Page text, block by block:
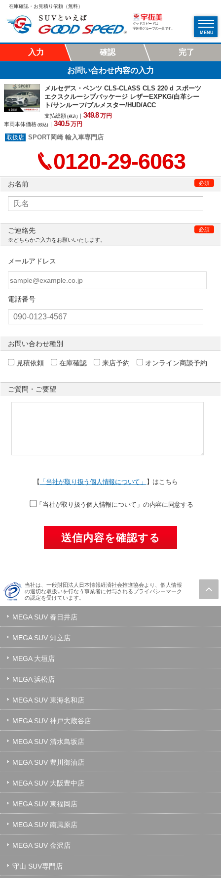
在庫確認・お見積り依頼（無料）
グッドスピードは
宇佐美グループの一員です。
MENU
入力 確認 完了
お問い合わせ内容の入力
メルセデス・ベンツ CLS-CLASS CLS 220 d スポーツ
エクスクルーシブパッケージ レザーEXPKG/白革シー
ト/サンルーフ/ブルメスター/HUD/ACC
支払総額 (税込) ｜349.8 万円
車両本体価格 (税込) ｜340.5 万円
SPORT岡崎 輸入車専門店
0120-29-6063
お名前 必須
ご連絡先
必須
※どちらかご入力をお願いいたします。
メールアドレス
電話番号
お問い合わせ種別
見積依頼 在庫確認 来店予約 オンライン商談予約
ご質問・ご要望
【 「当社が取り扱う個人情報について」 】はこちら
「当社が取り扱う個人情報について」の内容に同意する
当社は、一般財団法人日本情報経済社会推進協会より、個人情報
の適切な取扱いを行なう事業者に付与されるプライバシーマーク
の認定を受けています。
MEGA SUV 春日井店
MEGA SUV 知立店
MEGA 大垣店
MEGA 浜松店
MEGA SUV 東海名和店
MEGA SUV 神戸大蔵谷店
MEGA SUV 清水鳥坂店
MEGA SUV 豊川御油店
MEGA SUV 大阪豊中店
MEGA SUV 東福岡店
MEGA SUV 南風原店
MEGA SUV 金沢店
守山 SUV専門店